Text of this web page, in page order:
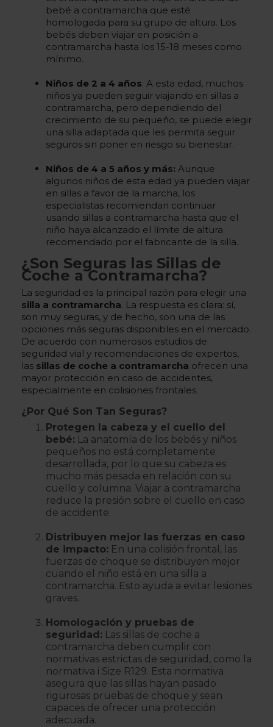
bebé a contramarcha que esté
homologada para su grupo de altura. Los
bebés deben viajar en posición a
contramarcha hasta los 15-18 meses como
mínimo.
Niños de 2 a 4 años: A esta edad, muchos
niños ya pueden seguir viajando en sillas a
contramarcha, pero dependiendo del
crecimiento de su pequeño, se puede elegir
una silla adaptada que les permita seguir
seguros sin poner en riesgo su bienestar.
Niños de 4 a 5 años y más: Aunque
algunos niños de esta edad ya pueden viajar
en sillas a favor de la marcha, los
especialistas recomiendan continuar
usando sillas a contramarcha hasta que el
niño haya alcanzado el límite de altura
recomendado por el fabricante de la silla.
¿Son Seguras las Sillas de
Coche a Contramarcha?
La seguridad es la principal razón para elegir una
silla a contramarcha. La respuesta es clara: sí,
son muy seguras, y de hecho, son una de las
opciones más seguras disponibles en el mercado.
De acuerdo con numerosos estudios de
seguridad vial y recomendaciones de expertos,
las sillas de coche a contramarcha ofrecen una
mayor protección en caso de accidentes,
especialmente en colisiones frontales.
¿Por Qué Son Tan Seguras?
Protegen la cabeza y el cuello del
bebé: La anatomía de los bebés y niños
pequeños no está completamente
desarrollada, por lo que su cabeza es
mucho más pesada en relación con su
cuello y columna. Viajar a contramarcha
reduce la presión sobre el cuello en caso
de accidente.
Distribuyen mejor las fuerzas en caso
de impacto: En una colisión frontal, las
fuerzas de choque se distribuyen mejor
cuando el niño está en una silla a
contramarcha. Esto ayuda a evitar lesiones
graves.
Homologación y pruebas de
seguridad: Las sillas de coche a
contramarcha deben cumplir con
normativas estrictas de seguridad, como la
normativa i Size R129. Esta normativa
asegura que las sillas hayan pasado
rigurosas pruebas de choque y sean
capaces de ofrecer una protección
adecuada.